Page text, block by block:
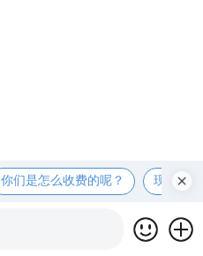
你们是怎么收费的呢？ 现在有